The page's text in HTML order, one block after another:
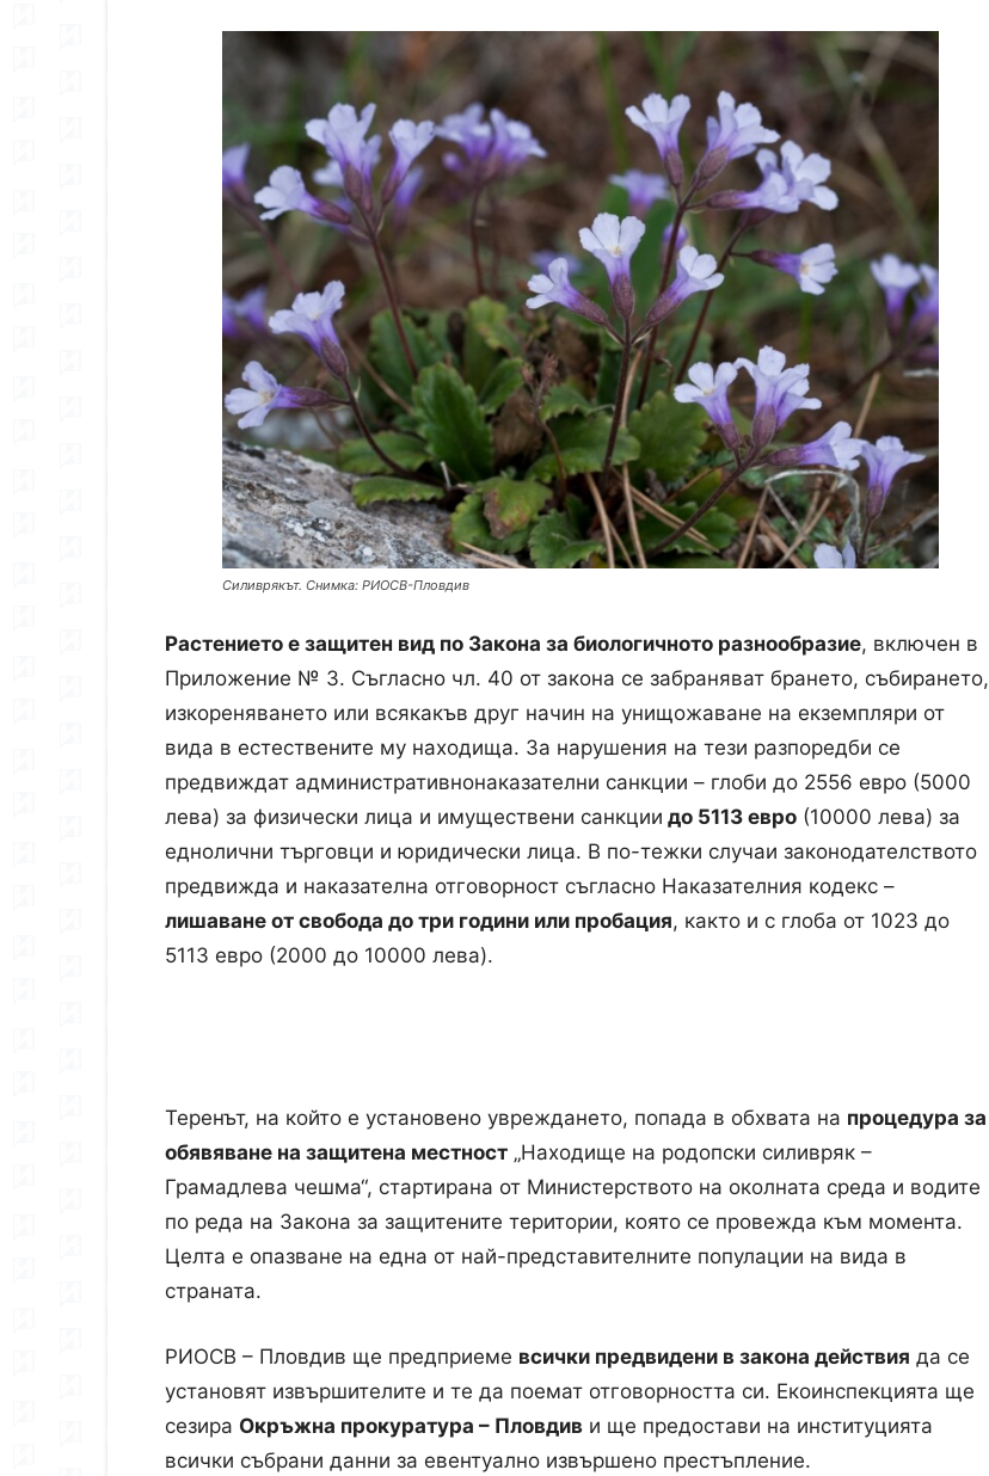
Силиврякът. Снимка: РИОСВ-Пловдив
Растението е защитен вид по Закона за биологичното разнообразие, включен в
Приложение № 3. Съгласно чл. 40 от закона се забраняват брането, събирането,
изкореняването или всякакъв друг начин на унищожаване на екземпляри от
вида в естествените му находища. За нарушения на тези разпоредби се
предвиждат административнонаказателни санкции – глоби до 2556 евро (5000
лева) за физически лица и имуществени санкции до 5113 евро (10000 лева) за
еднолични търговци и юридически лица. В по-тежки случаи законодателството
предвижда и наказателна отговорност съгласно Наказателния кодекс –
лишаване от свобода до три години или пробация, както и с глоба от 1023 до
5113 евро (2000 до 10000 лева).
Теренът, на който е установено увреждането, попада в обхвата на процедура за
обявяване на защитена местност „Находище на родопски силивряк –
Грамадлева чешма“, стартирана от Министерството на околната среда и водите
по реда на Закона за защитените територии, която се провежда към момента.
Целта е опазване на една от най-представителните популации на вида в
страната.
РИОСВ – Пловдив ще предприеме всички предвидени в закона действия да се
установят извършителите и те да поемат отговорността си. Екоинспекцията ще
сезира Окръжна прокуратура – Пловдив и ще предостави на институцията
всички събрани данни за евентуално извършено престъпление.